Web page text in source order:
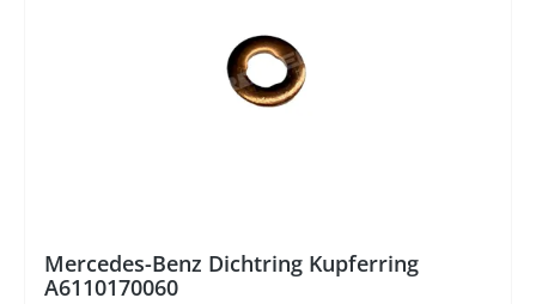
Mercedes-Benz Dichtring Kupferring
A6110170060